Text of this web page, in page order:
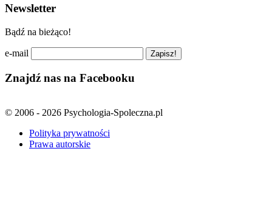
Newsletter
Bądź na bieżąco!
e-mail
Znajdź nas na Facebooku
© 2006 - 2026 Psychologia-Spoleczna.pl
Polityka prywatności
Prawa autorskie